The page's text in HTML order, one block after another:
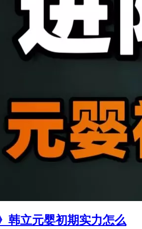
韩立元婴初期实力怎么